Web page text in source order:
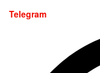
Telegram